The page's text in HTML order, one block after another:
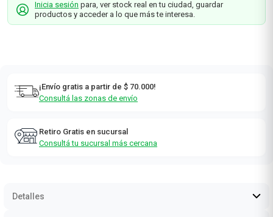
Inicia sesión para, ver stock real en tu ciudad, guardar
productos y acceder a lo que más te interesa.
¡Envío gratis a partir de $ 70.000!
Consultá las zonas de envío
Retiro Gratis en sucursal
Consultá tu sucursal más cercana
Detalles